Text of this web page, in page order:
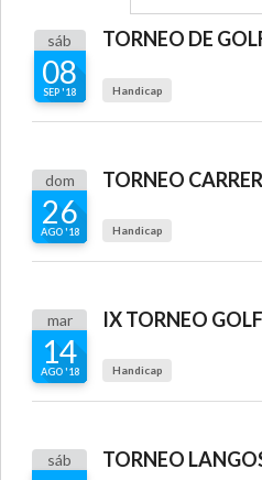
sáb
08
SEP '18
TORNEO DE
Handicap
dom
26
AGO '18
TORNEO
Handicap
mar
14
AGO '18
IX TORNEO
Handicap
sáb TORNEO